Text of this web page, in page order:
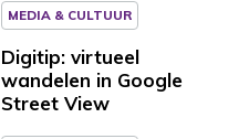
MEDIA & CULTUUR
Digitip: virtueel
wandelen in Google
Street View